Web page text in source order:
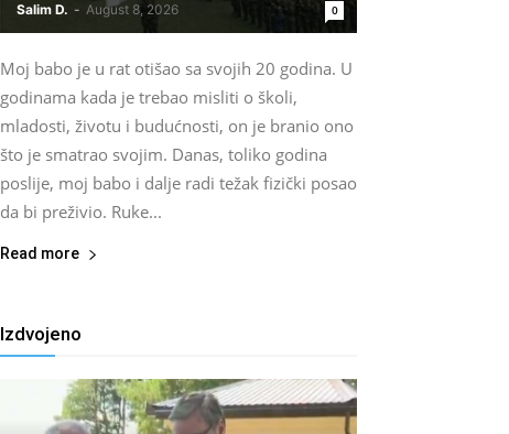
Salim D. - August 8, 2026 0
Moj babo je u rat otišao sa svojih 20 godina. U
godinama kada je trebao misliti o školi,
mladosti, životu i budućnosti, on je branio ono
što je smatrao svojim. Danas, toliko godina
poslije, moj babo i dalje radi težak fizički posao
da bi preživio. Ruke...
Read more
Izdvojeno